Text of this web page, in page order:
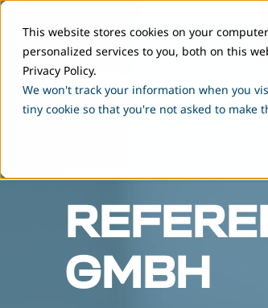
This website stores cookies on your
personalized services to you, both on this
Privacy Policy.
We won't track your information when you
tiny cookie so that you're not asked to make
GMBH